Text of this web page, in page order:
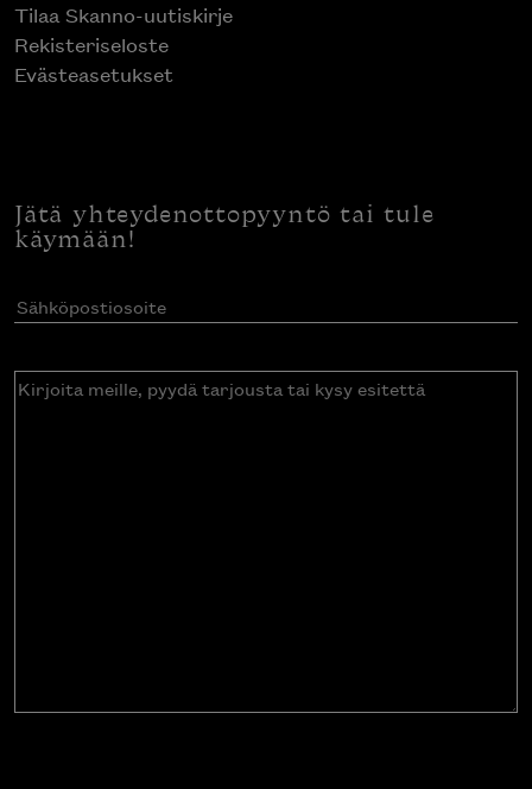
Tilaa Skanno-uutiskirje
Rekisteriseloste
Evästeasetukset
Jätä yhteydenottopyyntö tai tule
käymään!
Sähköpostiosoite(Pakollinen)
Kirjoita